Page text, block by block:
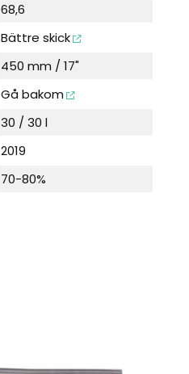
68,6
Bättre skick
450 mm / 17"
Gå bakom
30 / 30 l
2019
70-80%